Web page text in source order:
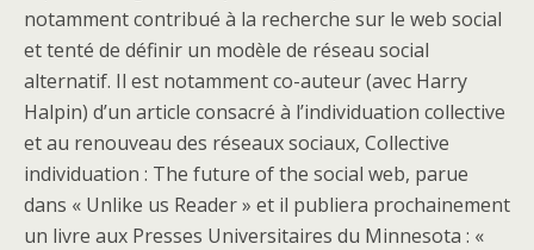
notamment contribué à la recherche sur le web social
et tenté de définir un modèle de réseau social
alternatif. Il est notamment co-auteur (avec Harry
Halpin) d’un article consacré à l’individuation collective
et au renouveau des réseaux sociaux, Collective
individuation : The future of the social web, parue
dans « Unlike us Reader » et il publiera prochainement
un livre aux Presses Universitaires du Minnesota : «